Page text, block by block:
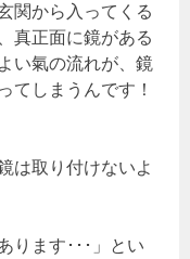
関から入ってくる
真正面に鏡がある
い氣の流れが、鏡
てしまうんです！
は取り付けないよ
ります･･･」とい